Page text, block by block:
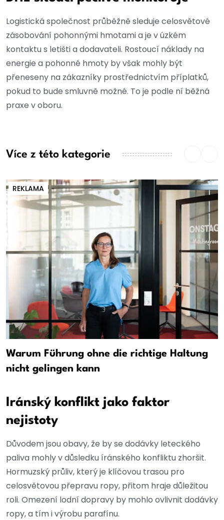
Logistická společnost průběžně sleduje celosvětové
zásobování pohonnými hmotami a je v úzkém
kontaktu s letišti a dodavateli. Rostoucí náklady na
energie a pohonné hmoty by však mohly být
přeneseny na zákazníky prostřednictvím příplatků,
pokud to bude smluvně možné. To je podle ní běžná
praxe v oboru.
Více z této kategorie
REKLAMA
Warum Führung ohne die richtige Haltung
nicht gelingen kann
Iránský konflikt jako faktor
nejistoty
Důvodem jsou obavy, že by se dodávky leteckého
paliva mohly v důsledku íránského konfliktu zhoršit.
Hormuzský průliv, který je klíčovou trasou pro
celosvětovou přepravu ropy, přitom hraje důležitou
roli. Omezení lodní dopravy by mohlo ovlivnit dodávky
ropy, a tím i výrobu parafínu.